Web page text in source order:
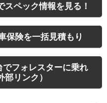
スペック情報を見る！
保険を一括見積もり
でフォレスターに乗れ
部リンク）